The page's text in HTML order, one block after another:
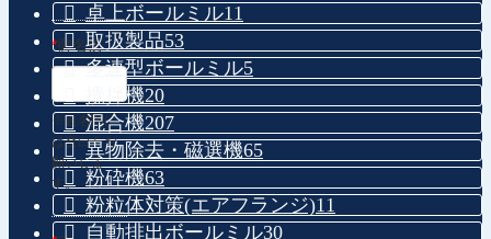
*御名前
※姓名間に
は空白をお
願いしま
す。
卓上ボールミル11
取扱製品53
多連型ボールミル5
攪拌機20
混合機207
異物除去・磁選機65
粉砕機63
粉粒体対策(エアフランジ)11
自動排出ボールミル30